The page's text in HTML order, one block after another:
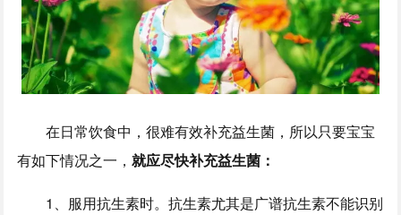
在日常饮食中，很难有效补充益生菌，所以只要宝宝
有如下情况之一，就应尽快补充益生菌：
1、服用抗生素时。抗生素尤其是广谱抗生素不能识别